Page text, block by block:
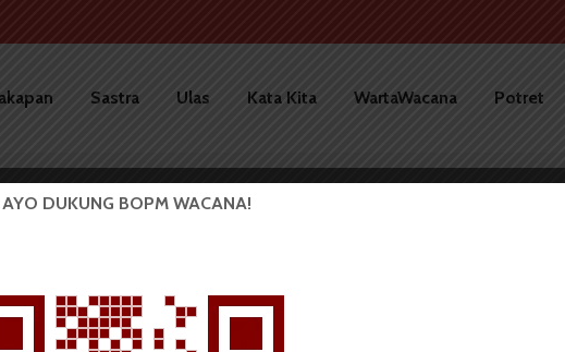
Sastra Ulas Kata Kita WartaWacana Potret
KAMPUS
FPsi Akan Laksanakan
Aksi
AYO DUKUNG BOPM WACANA!